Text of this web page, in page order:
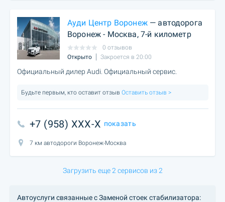
Ауди Центр Воронеж— автодорога
Воронеж - Москва, 7-й километр
0 отзывов
Открыто
Закроется в 20:00
Официальный дилер Audi. Официальный сервис.
Будьте первым, кто оставит отзыв Оставить отзыв >
+7 (958) XXX-X показать
7 км автодороги Воронеж-Москва
Загрузить еще 2 сервисов из 2
Автоуслуги связанные с Заменой стоек стабилизатора: